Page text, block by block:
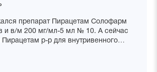
препарат Пирацетам Солофарм
и в/м 200 мг/мл-5 мл № 10. А сейчас
Пирацетам р-р для внутривенного